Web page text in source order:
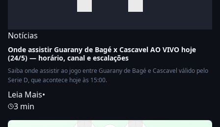
Notícias
Onde assistir Guarany de Bagé x Cascavel AO VIVO hoje
(24/5) — horário, canal e escalações
Saiba onde assistir ao jogo entre Guarany de Bagé e Cascavel válido pelo
Serie D, que acontece hoje às 15:00.
Leia Mais•
3 min